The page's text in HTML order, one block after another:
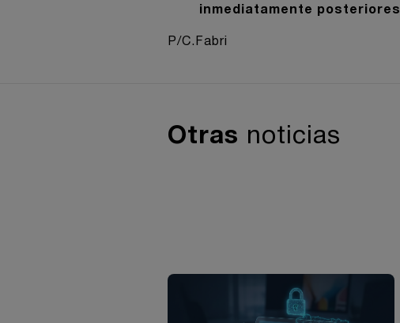
inmediatamente posteriores
P/C.Fabri
Otras noticias